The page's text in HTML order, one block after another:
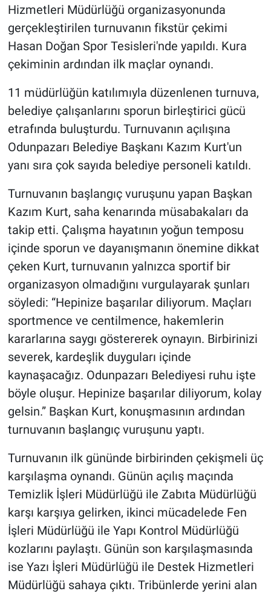
Hizmetleri Müdürlüğü organizasyonunda
gerçekleştirilen turnuvanın fikstür çekimi
Hasan Doğan Spor Tesisleri'nde yapıldı. Kura
çekiminin ardından ilk maçlar oynandı.
11 müdürlüğün katılımıyla düzenlenen turnuva,
belediye çalışanlarını sporun birleştirici gücü
etrafında buluşturdu. Turnuvanın açılışına
Odunpazarı Belediye Başkanı Kazım Kurt'un
yanı sıra çok sayıda belediye personeli katıldı.
Turnuvanın başlangıç vuruşunu yapan Başkan
Kazım Kurt, saha kenarında müsabakaları da
takip etti. Çalışma hayatının yoğun temposu
içinde sporun ve dayanışmanın önemine dikkat
çeken Kurt, turnuvanın yalnızca sportif bir
organizasyon olmadığını vurgulayarak şunları
söyledi: “Hepinize başarılar diliyorum. Maçları
sportmence ve centilmence, hakemlerin
kararlarına saygı göstererek oynayın. Birbirinizi
severek, kardeşlik duyguları içinde
kaynaşacağız. Odunpazarı Belediyesi ruhu işte
böyle oluşur. Hepinize başarılar diliyorum, kolay
gelsin.” Başkan Kurt, konuşmasının ardından
turnuvanın başlangıç vuruşunu yaptı.
Turnuvanın ilk gününde birbirinden çekişmeli üç
karşılaşma oynandı. Günün açılış maçında
Temizlik İşleri Müdürlüğü ile Zabıta Müdürlüğü
karşı karşıya gelirken, ikinci mücadelede Fen
İşleri Müdürlüğü ile Yapı Kontrol Müdürlüğü
kozlarını paylaştı. Günün son karşılaşmasında
ise Yazı İşleri Müdürlüğü ile Destek Hizmetleri
Müdürlüğü sahaya çıktı. Tribünlerde yerini alan
Bilim ve Teknoloji